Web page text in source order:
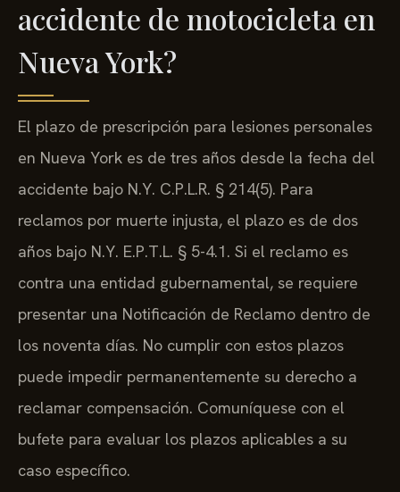
accidente de motocicleta en
Nueva York?
El plazo de prescripción para lesiones personales
en Nueva York es de tres años desde la fecha del
accidente bajo N.Y. C.P.L.R. § 214(5). Para
reclamos por muerte injusta, el plazo es de dos
años bajo N.Y. E.P.T.L. § 5-4.1. Si el reclamo es
contra una entidad gubernamental, se requiere
presentar una Notificación de Reclamo dentro de
los noventa días. No cumplir con estos plazos
puede impedir permanentemente su derecho a
reclamar compensación. Comuníquese con el
bufete para evaluar los plazos aplicables a su
caso específico.